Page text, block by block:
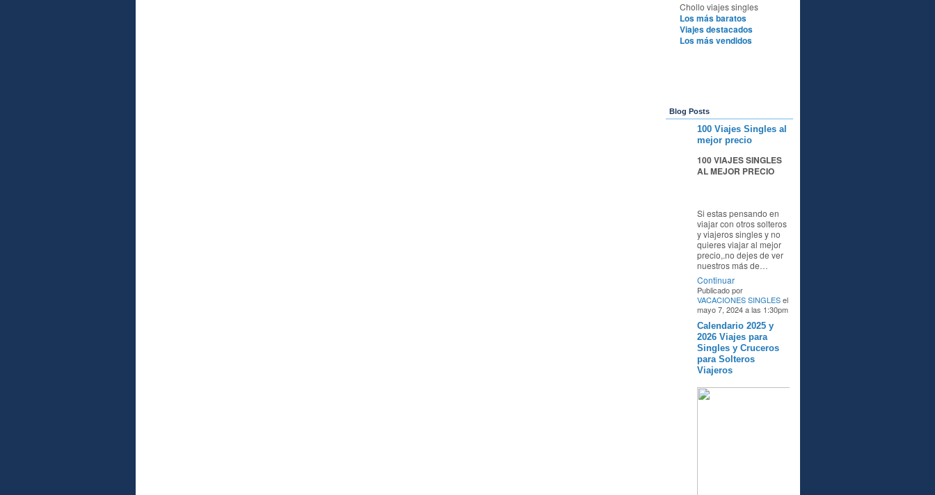
Chollo viajes singles
Los más baratos
Viajes destacados
Los más vendidos
Blog Posts
100 Viajes Singles al
mejor precio
100 VIAJES SINGLES
AL MEJOR PRECIO
Si estas pensando en
viajar con otros solteros
y viajeros singles y no
quieres viajar al mejor
precio,.no dejes de ver
nuestros más de…
Continuar
Publicado por
VACACIONES SINGLESel
mayo 7, 2024 a las 1:30pm
Calendario 2025 y
2026 Viajes para
Singles y Cruceros
para Solteros
Viajeros